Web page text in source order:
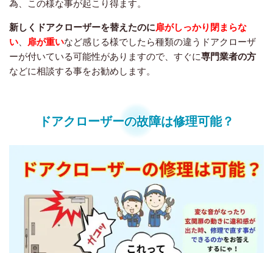
為、この様な事が起こり得ます。
新しくドアクローザーを替えたのに扉がしっかり閉まらな
い
扉が重いなど感じる様でしたら種類の違うドアクローザ
ーが付いている可能性がありますので、すぐに専門業者の方
などに相談する事をお勧めします。
ドアクローザーの故障は修理可能？